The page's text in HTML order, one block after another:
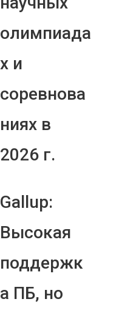
олимпиада
х и
соревнова
ниях в
2026 г.
Gallup:
Высокая
поддержк
а ПБ, но